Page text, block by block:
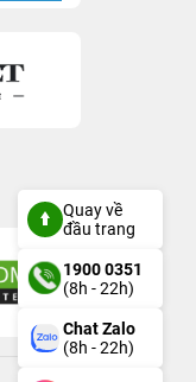
Quay về
đầu trang
1900 0351
(8h - 22h)
Chat Zalo
(8h - 22h)